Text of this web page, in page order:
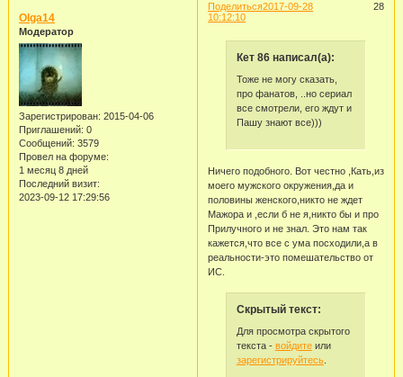
Поделиться 28
2017-09-28
10:12:10
Olga14
Модератор
Зарегистрирован: 2015-04-06
Приглашений: 0
Сообщений: 3579
Провел на форуме:
1 месяц 8 дней
Последний визит:
2023-09-12 17:29:56
Кет 86 написал(а):
Тоже не могу сказать,
про фанатов, ..но сериал
все смотрели, его ждут и
Пашу знают все)))
Ничего подобного. Вот честно ,Кать,из
моего мужского окружения,да и
половины женского,никто не ждет
Мажора и ,если б не я,никто бы и про
Прилучного и не знал. Это нам так
кажется,что все с ума посходили,а в
реальности-это помешательство от
ИС.
Скрытый текст:
Для просмотра скрытого
текста - войдитеили
зарегистрируйтесь.